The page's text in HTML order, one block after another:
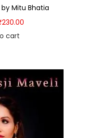
Mitu Bhatia
230.00
cart